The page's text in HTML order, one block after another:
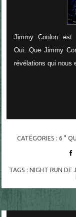
Jimmy Conlon est
Oui. Que Jimmy
révélations qui nous
CATÉGORIES :6 °
TAGS :NIGHT RUN DE